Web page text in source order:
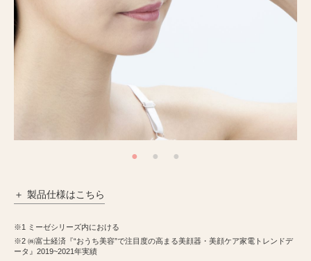
製品仕様はこちら
※1 ミーゼシリーズ内における
※2 ㈱富士経済『“おうち美容”で注目度の高まる美顔器・美顔ケア家電トレンドデ
ータ』2019~2021年実績